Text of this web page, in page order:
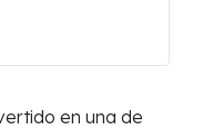
en una de